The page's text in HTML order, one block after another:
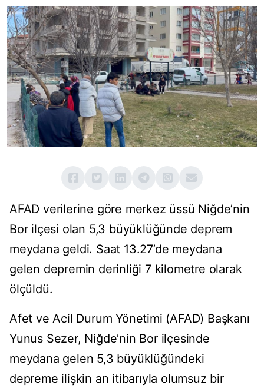
AFAD verilerine göre merkez üssü Niğde’nin
Bor ilçesi olan 5,3 büyüklüğünde deprem
meydana geldi. Saat 13.27’de meydana
gelen depremin derinliği 7 kilometre olarak
ölçüldü.
Afet ve Acil Durum Yönetimi (AFAD) Başkanı
Yunus Sezer, Niğde’nin Bor ilçesinde
meydana gelen 5,3 büyüklüğündeki
depreme ilişkin an itibarıyla olumsuz bir